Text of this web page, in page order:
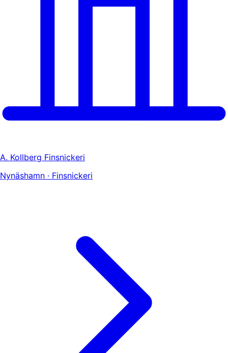
A. Kollberg Finsnickeri
Nynäshamn · Finsnickeri